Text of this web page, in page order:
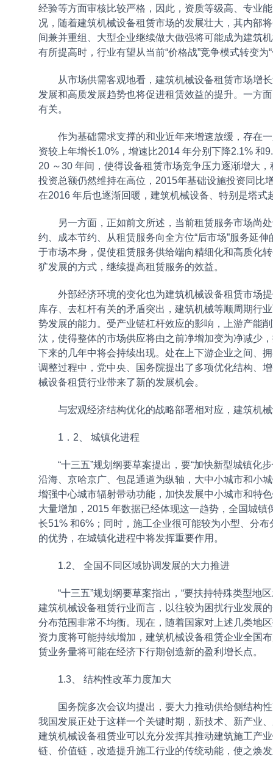
经验等方面审核比较严格，因此，资质等级高、专业
况，随着建筑机械设备租赁市场的发展壮大，其内部
间兼并重组、大型企业继续做大做强将可能成为建筑
有所提高时，行业有望从当前“价格战”竞争模式转变
从市场供需客观地看，建筑机械设备租赁市场增长
发展和高质发展趋势也将促进租赁效益的提升。一方
有关。
作为基础需求支撑的和业近年来增速放缓，存在一
资较上年增长1.0%，增速比2014 年分别下降2.1% 和
20 ～30 年间，使得设备租赁市场竞争压力逐渐增大
投资总额仍然维持在高位，2015年基础设施投资同比
在2016 年后也逐渐回暖，建筑机械设备、特别是塔
另一方面，正如前文所述，当前租赁服务市场尚处
约、成本节约、从租赁服务向全方位“后市场”服务延
于市场本身，促使租赁服务供给端向精细化和高质化
犷发展的方式，继续提高租赁服务的效益。
外部经济环境的变化也为建筑机械设备租赁市场提
库存、去杠杆有关的矛盾突出，建筑机械等顺周期行
势发展的能力。受产业链杠杆效应的影响，上游产能
汰，使得整体的市场供应将由之前净增加变为净减少
下来的几年中将会持续出现。处在上下游企业之间、
调整过程中，党中央、国务院提出了多项优化结构、
械设备租赁行业带来了新的发展机会。
与宏观经济结构优化的战略部署相对应，建筑机械
1．2、 城镇化进程
“十三五”规划纲要草案提出，要“加快新型城镇化
沿海、京哈京广、包昆通道为纵轴，大中小城市和小
增强中心城市辐射带动功能，加快发展中小城市和特
大量增加，2015 年数据已经体现这一趋势，全国城
长51% 和6%；同时，施工企业很可能较为小型、分
的优势，在城镇化进程中将发挥重要作用。
1.2、 全国不同区域协调发展的大力推进
“十三五”规划纲要草案指出，“要扶持特殊类型地
建筑机械设备租赁行业而言，以往较为困扰行业发展
分布范围非常不均衡。现在，随着国家对上述几类地
资力度将可能持续增加，建筑机械设备租赁企业全国
赁业务量将可能在经济下行期创造新的盈利增长点。
1.3、 结构性改革力度加大
国务院多次会议均提出，要大力推动供给侧结构性
我国发展正处于这样一个关键时期，新技术、新产业
建筑机械设备租赁业可以充分发挥其推动建筑施工产
链、价值链，改造提升施工行业的传统动能，使之焕